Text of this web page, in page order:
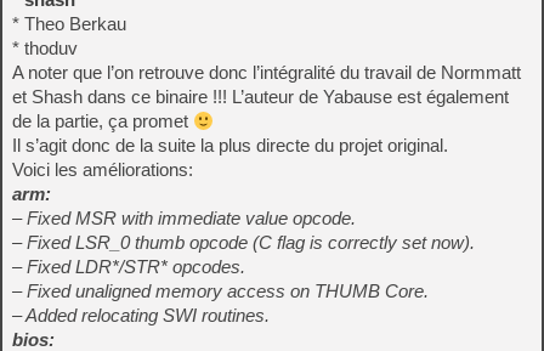
* Theo Berkau
* thoduv
A noter que l’on retrouve donc l’intégralité du travail de Normmatt
et Shash dans ce binaire !!! L’auteur de Yabause est également
de la partie, ça promet
Il s’agit donc de la suite la plus directe du projet original.
Voici les améliorations:
arm:
– Fixed MSR with immediate value opcode.
– Fixed LSR_0 thumb opcode (C flag is correctly set now).
– Fixed LDR*/STR* opcodes.
– Fixed unaligned memory access on THUMB Core.
– Added relocating SWI routines.
bios: